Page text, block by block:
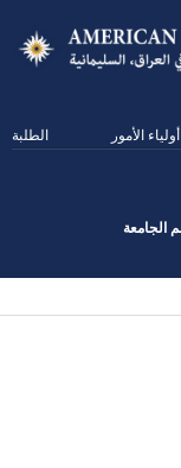
الطلبة أولياء الأمور
الجامعة